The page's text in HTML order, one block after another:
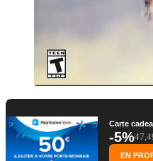
Carte
-5%
EN